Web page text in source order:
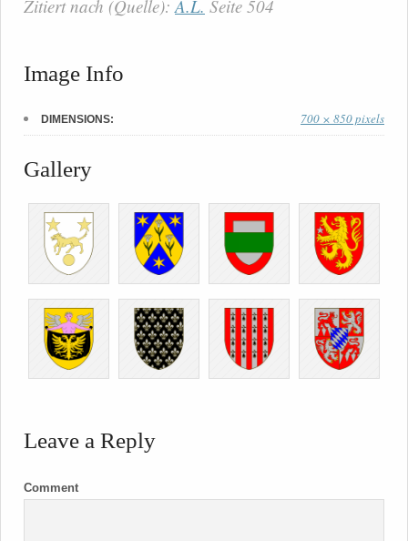
Zitiert nach (Quelle):A.L. Seite 504
Image Info
DIMENSIONS: 700 × 850 pixels
Gallery
Leave a Reply
Comment